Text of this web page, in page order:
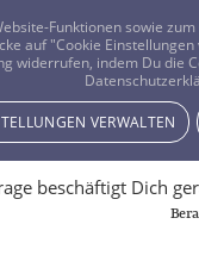
beschäftigt Dich
Funktionen sowie
auf "Cookie
widerrufen, indem Du
VERWALTEN